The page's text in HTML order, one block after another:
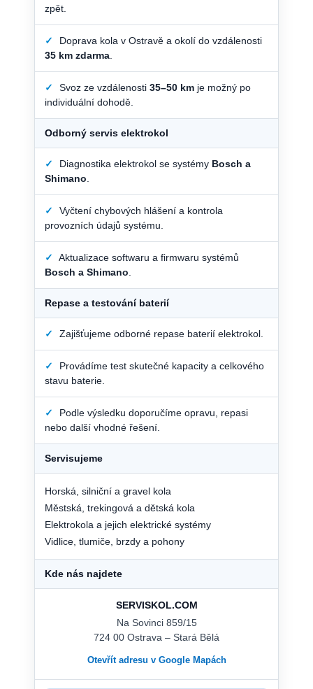
zpět.
✓
Doprava kola v Ostravě a okolí do vzdálenosti
35 km zdarma
✓ Svoz ze vzdálenosti 35–50 km je možný po
individuální dohodě.
Odborný servis elektrokol
✓ Diagnostika elektrokol se systémy Bosch a
Shimano
✓
Vyčtení chybových hlášení a kontrola
provozních údajů systému.
✓
Aktualizace softwaru a firmwaru systémů
Bosch a Shimano
Repase a testování baterií
✓ Zajišťujeme odborné repase baterií elektrokol.
✓
Provádíme test skutečné kapacity a celkového
stavu baterie.
✓
Podle výsledku doporučíme opravu, repasi
nebo další vhodné řešení.
Servisujeme
Horská, silniční a gravel kola
Městská, trekingová a dětská kola
Elektrokola a jejich elektrické systémy
Vidlice, tlumiče, brzdy a pohony
Kde nás najdete
SERVISKOL.COM
Na Sovinci 859/15
724 00 Ostrava – Stará Bělá
Otevřít adresu v Google Mapách